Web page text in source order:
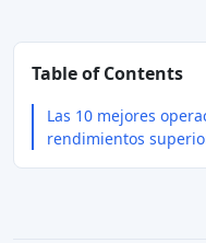
Table of Contents
Las 10 mejores
rendimientos